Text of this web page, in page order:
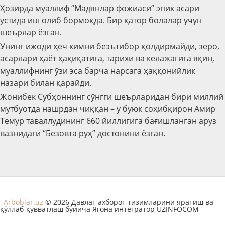
Ҳозирда муаллиф “Мадянлар фожиаси” эпик асари
устида иш олиб бормоқда. Бир қатор болалар учун
шеърлар ёзган.
Унинг ижоди ҳеч кимни беэътибор қолдирмайди, зеро,
асарлари ҳаёт ҳақиқатига, тарихи ва келажагига яқин,
муаллифнинг ўзи эса барча нарсага ҳаққонийлик
назари билан қарайди.
Жонибек Субҳоннинг сўнгги шеърларидан бири миллий
мутбуотда нашрдан чиққан – у буюк соҳибқирон Амир
Темур таваллудининг 660 йиллигига бағишланган аруз
вазнидаги “Безовта руҳ” достонини ёзган.
Arboblar.uz © 2026 Давлат ахборот тизимларини яратиш ва
қўллаб-қувватлаш бўйича Ягона интегратор UZINFOCOM